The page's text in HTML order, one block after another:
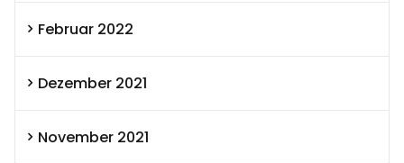
Februar 2022
Dezember 2021
November 2021